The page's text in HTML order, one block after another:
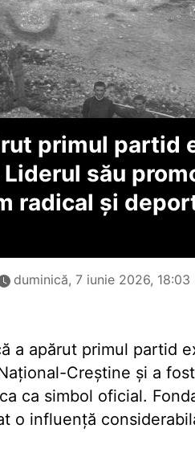
primul partid
său
radical și
duminică, 7 iunie 2026, 18:03
a apărut primul partid
Creștine și a
ca simbol oficial.
o influență